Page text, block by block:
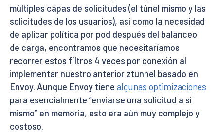
múltiples capas de solicitudes (el túnel mismo y las
solicitudes de los usuarios), así como la necesidad
de aplicar política por pod después del balanceo
de carga, encontramos que necesitaríamos
recorrer estos filtros 4 veces por conexión al
implementar nuestro anterior ztunnel basado en
Envoy. Aunque Envoy tiene algunas optimizaciones
para esencialmente “enviarse una solicitud a sí
mismo” en memoria, esto era aún muy complejo y
costoso.